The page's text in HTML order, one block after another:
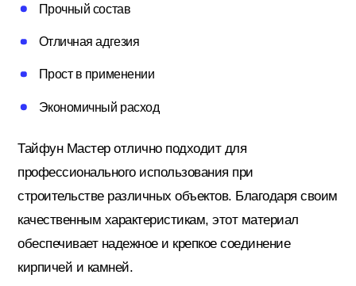
Стеклохолст; Клей для обоев
Строительные смеси
Строительный инструмент
Утеплители и комплектующие
Прочный состав
Отличная адгезия
Прост в применении
Экономичный расход
Тайфун Мастер отлично подходит для
профессионального использования при
строительстве различных объектов. Благодаря своим
качественным характеристикам, этот материал
обеспечивает надежное и крепкое соединение
кирпичей и камней.